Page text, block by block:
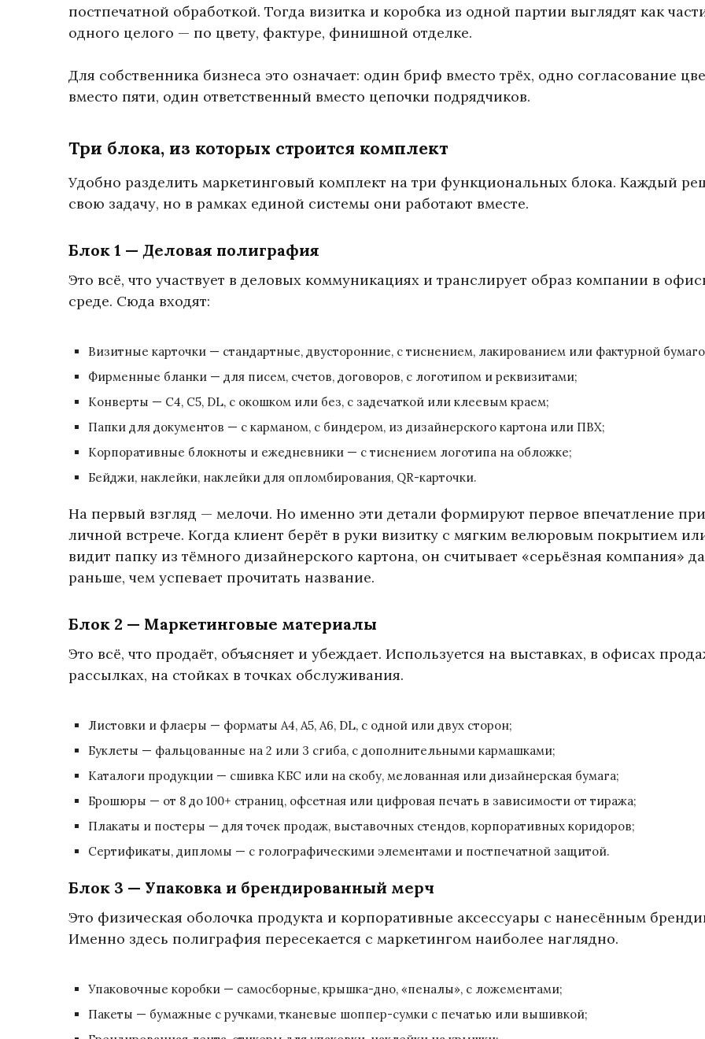
постпечатной обработкой. Тогда визитка и коробка из одной партии выглядят как
одного целого — по цвету, фактуре, финишной отделке.
Для собственника бизнеса это означает: один бриф вместо трёх, одно согласование
вместо пяти, один ответственный вместо цепочки подрядчиков.
Три блока, из которых строится комплект
Удобно разделить маркетинговый комплект на три функциональных блока. Каждый
свою задачу, но в рамках единой системы они работают вместе.
Блок 1 — Деловая полиграфия
Это всё, что участвует в деловых коммуникациях и транслирует образ компании в
среде. Сюда входят:
Визитные карточки — стандартные, двусторонние, с тиснением, лакированием или фактурной
Фирменные бланки — для писем, счетов, договоров, с логотипом и реквизитами;
Конверты — С4, С5, DL, с окошком или без, с задечаткой или клеевым краем;
Папки для документов — с карманом, с биндером, из дизайнерского картона или ПВХ;
Корпоративные блокноты и ежедневники — с тиснением логотипа на обложке;
Бейджи, наклейки, наклейки для опломбирования, QR-карточки.
На первый взгляд — мелочи. Но именно эти детали формируют первое впечатление при
личной встрече. Когда клиент берёт в руки визитку с мягким велюровым покрытием
видит папку из тёмного дизайнерского картона, он считывает «серьёзная компания»
раньше, чем успевает прочитать название.
Блок 2 — Маркетинговые материалы
Это всё, что продаёт, объясняет и убеждает. Используется на выставках, в офисах
рассылках, на стойках в точках обслуживания.
Листовки и флаеры — форматы A4, A5, A6, DL, с одной или двух сторон;
Буклеты — фальцованные на 2 или 3 сгиба, с дополнительными кармашками;
Каталоги продукции — сшивка КБС или на скобу, мелованная или дизайнерская бумага;
Брошюры — от 8 до 100+ страниц, офсетная или цифровая печать в зависимости от тиража;
Плакаты и постеры — для точек продаж, выставочных стендов, корпоративных коридоров;
Сертификаты, дипломы — с голографическими элементами и постпечатной защитой.
Блок 3 — Упаковка и брендированный мерч
Это физическая оболочка продукта и корпоративные аксессуары с нанесённым
Именно здесь полиграфия пересекается с маркетингом наиболее наглядно.
Упаковочные коробки — самосборные, крышка-дно, «пеналы», с ложементами;
Пакеты — бумажные с ручками, тканевые шоппер-сумки с печатью или вышивкой;